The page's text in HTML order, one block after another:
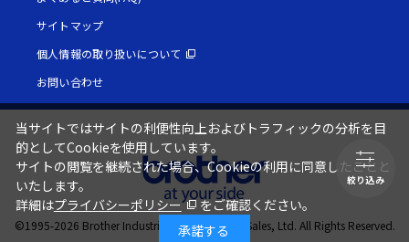
絞り込み
サイトマップ
個人情報の取り扱いについて
お問い合わせ
©1995-2026 Brother Industries, Ltd. / Brother Sales, Ltd. All Rights Reserved.
当サイトではサイトの利便性向上およびトラフィックの分析を目
的としてCookieを使用しています。
サイトの閲覧を継続された場合、Cookieの利用に同意したことと
いたします。
詳細はプライバシーポリシー
をご確認ください。
承諾する